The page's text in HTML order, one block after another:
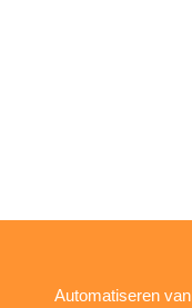
Automatiseren van